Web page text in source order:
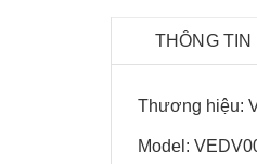
THÔNG TIN
Thương hiệu:
Model: